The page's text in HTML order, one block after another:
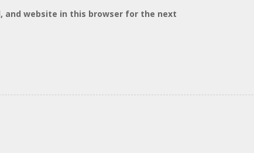
and website in this browser for the next